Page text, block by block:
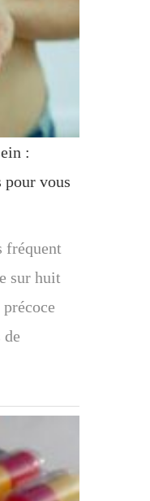
:
pour vous
fréquent
sur huit